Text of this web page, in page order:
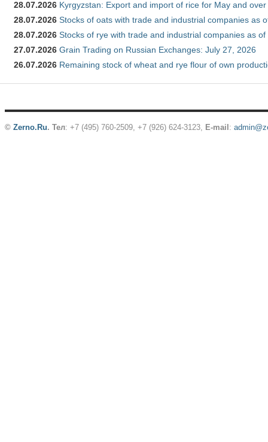
28.07.2026 Kyrgyzstan: Export and import of rice for May and
28.07.2026 Stocks of oats with trade and industrial companies as
28.07.2026 Stocks of rye with trade and industrial companies as
27.07.2026 Grain Trading on Russian Exchanges: July 27, 2026
26.07.2026 Remaining stock of wheat and rye flour of own
© Zerno.Ru. Тел: +7 (495) 760-2509, +7 (926) 624-3123, E-mail :